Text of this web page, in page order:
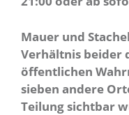
Mauer und
Verhältnis beider
öffentlichen
sieben andere
Teilung sichtbar